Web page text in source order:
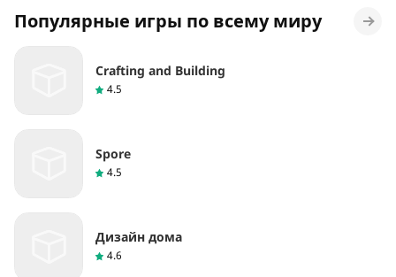
Популярные игры по всему миру
Crafting and Building
4.5
Spore
4.5
Дизайн дома
4.6